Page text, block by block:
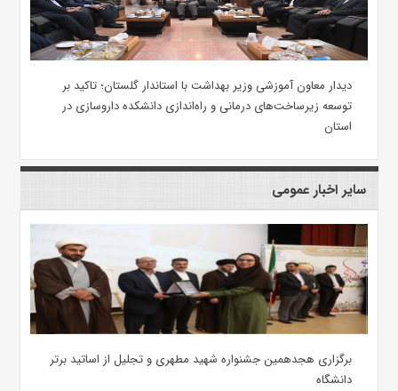
دیدار معاون آموزشی وزیر بهداشت با استاندار گلستان؛ تاکید بر
توسعه زیرساخت‌های درمانی و راه‌اندازی دانشکده داروسازی در
استان
سایر اخبار عمومی
برگزاری هجدهمین جشنواره شهید مطهری و تجلیل از اساتید برتر
دانشگاه